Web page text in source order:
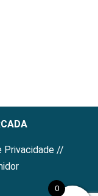
Privacidade //
0